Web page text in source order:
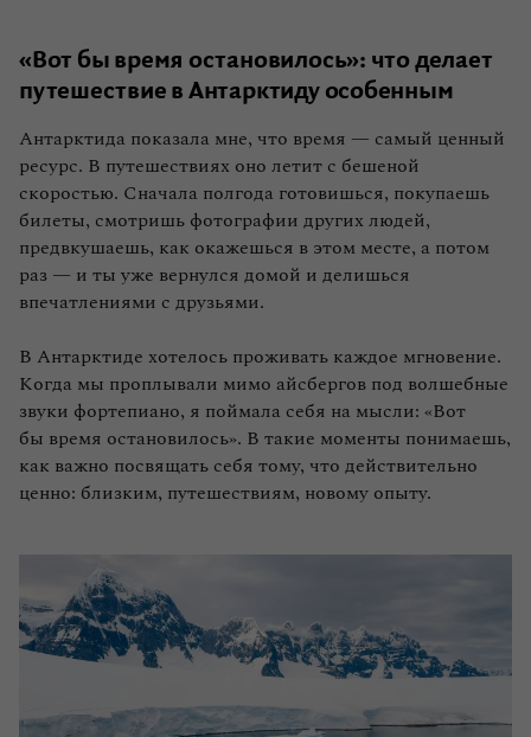
«Вот бы время остановилось»: что делает
путешествие в Антарктиду особенным
Антарктида показала мне, что время — самый ценный
ресурс. В путешествиях оно летит с бешеной
скоростью. Сначала полгода готовишься, покупаешь
билеты, смотришь фотографии других людей,
предвкушаешь, как окажешься в этом месте, а потом
раз — и ты уже вернулся домой и делишься
впечатлениями с друзьями.
В Антарктиде хотелось проживать каждое мгновение.
Когда мы проплывали мимо айсбергов под волшебные
звуки фортепиано, я поймала себя на мысли: «Вот
бы время остановилось». В такие моменты понимаешь,
как важно посвящать себя тому, что действительно
ценно: близким, путешествиям, новому опыту.